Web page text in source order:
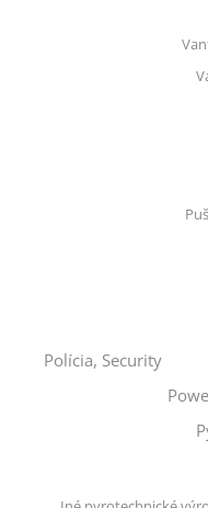
Polícia, Security